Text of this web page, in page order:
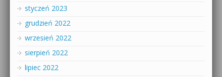
styczeń 2023
grudzień 2022
wrzesień 2022
sierpień 2022
lipiec 2022